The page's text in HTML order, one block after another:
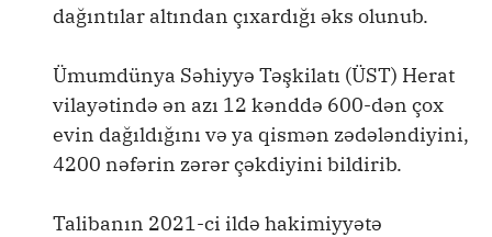
dağıntılar altından çıxardığı əks olunub.
Ümumdünya Səhiyyə Təşkilatı (ÜST) Herat
vilayətində ən azı 12 kənddə 600-dən çox
evin dağıldığını və ya qismən zədələndiyini,
4200 nəfərin zərər çəkdiyini bildirib.
Talibanın 2021-ci ildə hakimiyyətə